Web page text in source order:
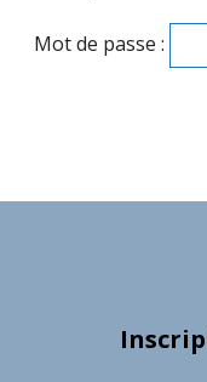
Mot de passe :